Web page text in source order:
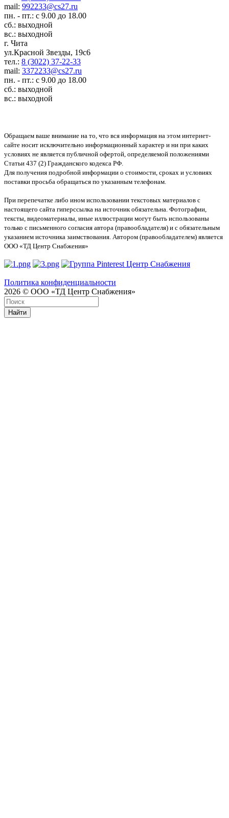
mail: 992233@cs27.ru
пн. - пт.: с 9.00 до 18.00
сб.: выходной
вс.: выходной
г. Чита
ул.Красной Звезды, 19с6
тел.: 8 (3022) 37-22-33
mail: 3372233@cs27.ru
пн. - пт.: с 9.00 до 18.00
сб.: выходной
вс.: выходной
Обращаем ваше внимание на то, что вся информация на этом интернет-
сайте носит исключительно информационный характер и ни при каких
условиях не является публичной офертой, определяемой положениями
Статьи 437 (2) Гражданского кодекса РФ.
Для получения подробной информации о стоимости, сроках и условиях
поставки просьба обращаться по указанным телефонам.
При перепечатке либо ином использовании текстовых материалов с
настоящего сайта гиперссылка на источник обязательна. Фотографии,
тексты, видеоматериалы, иные иллюстрации могут быть использованы
только с письменного согласия автора (правообладателя) и с обязательным
указанием источника заимствования. Автором (правообладателем) является
ООО «ТД Центр Снабжения»
Политика конфиденциальности
2026 © ООО «ТД Центр Снабжения»
Найти